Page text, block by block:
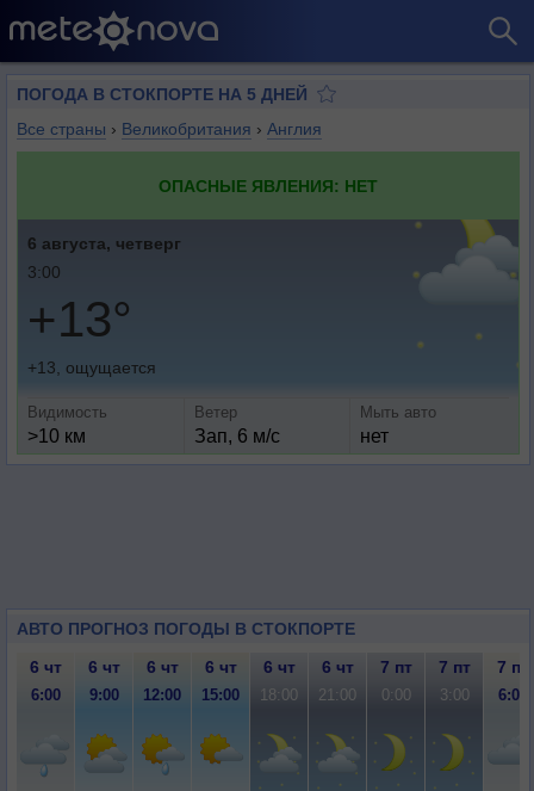
ПОГОДА В СТОКПОРТЕ НА 5 ДНЕЙ
Все страны › Великобритания › Англия
ОПАСНЫЕ ЯВЛЕНИЯ: НЕТ
6 августа, четверг
3:00
+13°
+13, ощущается
Видимость
>10 км
Ветер
Зап, 6 м/с
Мыть авто
нет
АВТО ПРОГНОЗ ПОГОДЫ В СТОКПОРТЕ
6 чт 6 чт 6 чт 6 чт 6 чт 6 чт 7 пт 7 пт 7 пт
6:00 9:00 12:00 15:00 18:00 21:00 0:00 3:00 6:00